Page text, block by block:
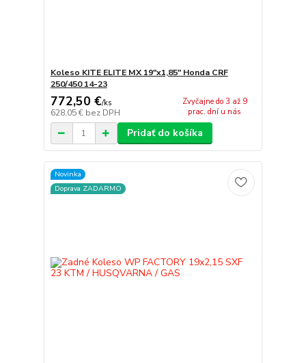
Koleso KITE ELITE MX 19"x1,85" Honda CRF
250/450 14-23
772,50 €/ks
628,05 € bez DPH
Zvyčajne do 3 až 9
prac. dní u nás
Pridať do košíka
Novinka
Doprava ZADARMO